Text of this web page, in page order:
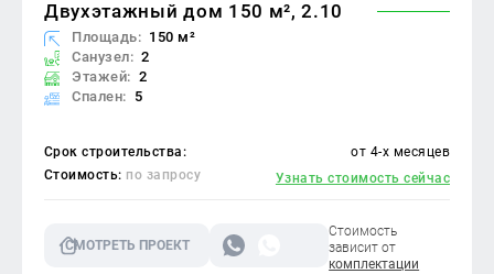
Двухэтажный дом 150 м², 2.10
Площадь: 150 м²
Санузел: 2
Этажей: 2
Спален: 5
Срок строительства:
от 4-х месяцев
Стоимость: по запросу Узнать стоимость сейчас
СМОТРЕТЬ ПРОЕКТ
Стоимость
зависит от
комплектации